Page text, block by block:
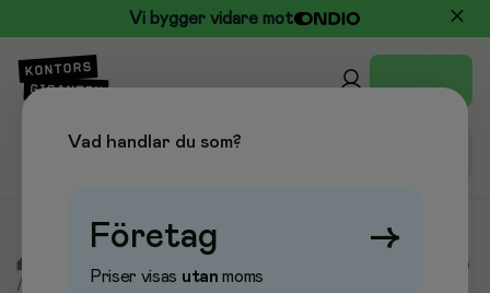
Vi bygger vidare mot
Förvaringsskåp
/
Nyckelskåp & Nyckelbrickor
Vad handlar du som?
Företag →
Priser visas utan moms